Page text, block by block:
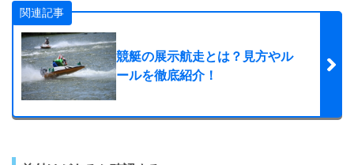
関連記事
競艇の展示航走とは？見方やル
ールを徹底紹介！